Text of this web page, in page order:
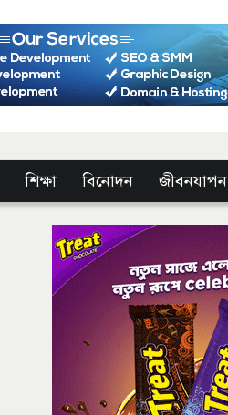
শিক্ষা বিনোদন জীবনযাপন